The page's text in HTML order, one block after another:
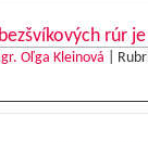
rúr
Oľga Kleinová